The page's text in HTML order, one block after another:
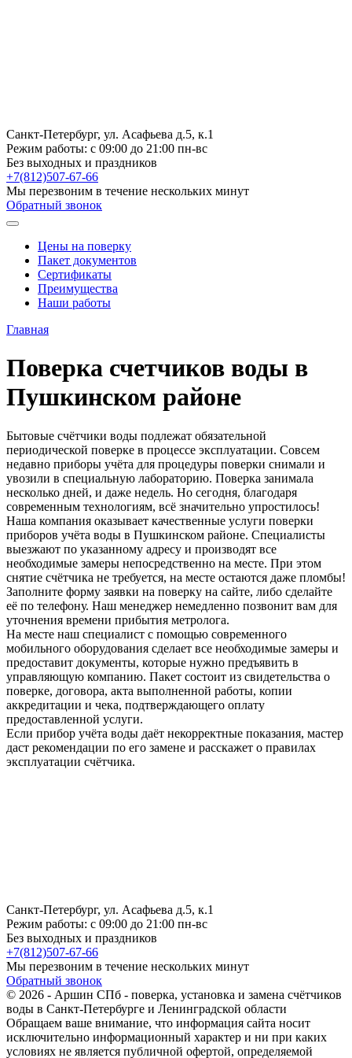
Санкт-Петербург, ул. Асафьева д.5, к.1
Режим работы: с 09:00 до 21:00 пн-вс
Без выходных и праздников
+7(812)507-67-66
Мы перезвоним в течение нескольких минут
Обратный звонок
Цены на поверку
Пакет документов
Сертификаты
Преимущества
Наши работы
Главная
Поверка счетчиков воды в
Пушкинском районе
Бытовые счётчики воды подлежат обязательной
периодической поверке в процессе эксплуатации. Совсем
недавно приборы учёта для процедуры поверки снимали и
увозили в специальную лабораторию. Поверка занимала
несколько дней, и даже недель. Но сегодня, благодаря
современным технологиям, всё значительно упростилось!
Наша компания оказывает качественные услуги поверки
приборов учёта воды в Пушкинском районе. Специалисты
выезжают по указанному адресу и производят все
необходимые замеры непосредственно на месте. При этом
снятие счётчика не требуется, на месте остаются даже пломбы!
Заполните форму заявки на поверку на сайте, либо сделайте
её по телефону. Наш менеджер немедленно позвонит вам для
уточнения времени прибытия метролога.
На месте наш специалист с помощью современного
мобильного оборудования сделает все необходимые замеры и
предоставит документы, которые нужно предъявить в
управляющую компанию. Пакет состоит из свидетельства о
поверке, договора, акта выполненной работы, копии
аккредитации и чека, подтверждающего оплату
предоставленной услуги.
Если прибор учёта воды даёт некорректные показания, мастер
даст рекомендации по его замене и расскажет о правилах
эксплуатации счётчика.
Санкт-Петербург, ул. Асафьева д.5, к.1
Режим работы: с 09:00 до 21:00 пн-вс
Без выходных и праздников
+7(812)507-67-66
Мы перезвоним в течение нескольких минут
Обратный звонок
© 2026 - Аршин СПб - поверка, установка и замена счётчиков
воды в Санкт-Петербурге и Ленинградской области
Обращаем ваше внимание, что информация сайта носит
исключительно информационный характер и ни при каких
условиях не является публичной офертой, определяемой